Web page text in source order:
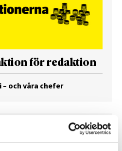
för redaktion
och våra chefer